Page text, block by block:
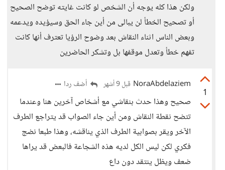
ولكن هذا كله يوجه أن الشخص لو كانت غايته توضح الصحيح
أو تصحيح الخطأ لن يبالى من أين جاء الحق وسيؤيده ويدعمه
وبعض الناس اثناء النقاش بعد وضوح الرؤيا تعترف أنها كانت
تفهم خطأ وتعدل موقفها بل وتشكر الحاضرين
1
NoraAbdelaziem قبل 9 أشهر أضف ردا
صحيح وهذا حدث بنقاشي مع أشخاص آخرين هنا وعندما
تتضح نقطة النقاش ومن أين جاء الصواب قد يتراجع الطرف
الآخر ويقر بصوابية الطرف الذي يناقشه، وهذا طبعا نضج
فكري لكن ليس الكل لديه هذه الشجاعة فالبعض قد يراها
ضعف ويظل ينتقد دون داع